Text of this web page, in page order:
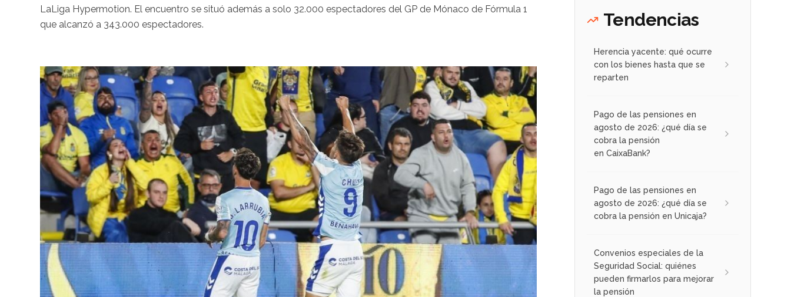
LaLiga Hypermotion. El encuentro se situó además a solo 32.000 espectadores del GP de Mónaco de Fórmula 1
que alcanzó a 343.000 espectadores.
Tendencias
Herencia yacente: qué ocurre
con los bienes hasta que se
reparten
Pago de las pensiones en
agosto de 2026: ¿qué día se
cobra la pensión
en CaixaBank?
Pago de las pensiones en
agosto de 2026: ¿qué día se
cobra la pensión en Unicaja?
Convenios especiales de la
Seguridad Social: quiénes
pueden firmarlos para mejorar
la pensión